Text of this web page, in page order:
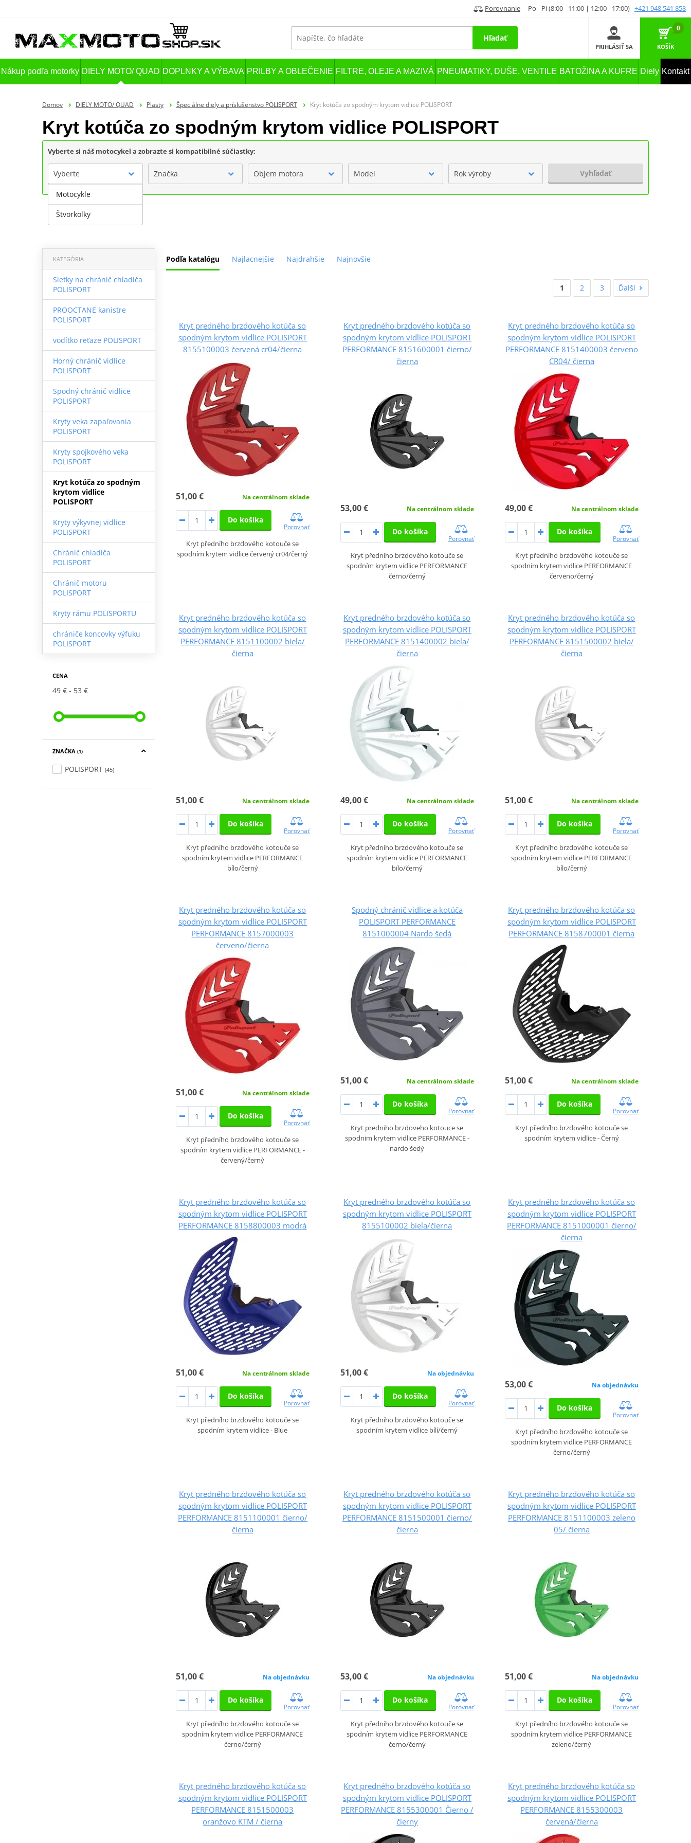
Porovnanie Po - Pi (8:00 - 11:00 | 12:00 - 17:00) +421 948 541 858
Hľadať
PRIHLÁSIŤ SA
0
KOŠÍK
Nákup podľa motorky DIELY MOTO/ QUAD DOPLNKY A VÝBAVA PRILBY A OBLEČENIE FILTRE, OLEJE A MAZIVÁ PNEUMATIKY, DUŠE, VENTILE BATOŽINA A KUFRE Diely Kontakt
Domov DIELY MOTO/ QUAD Plasty Špeciálne diely a príslušenstvo POLISPORT Kryt kotúča zo spodným krytom vidlice POLISPORT
Kryt kotúča zo spodným krytom vidlice POLISPORT
Vyberte si náš motocykel a zobrazte si kompatibilné súčiastky:
Vyberte Značka Objem motora Model Rok výroby Vyhľadať
Podľa katalógu Najlacnejšie Najdrahšie Najnovšie
KATEGÓRIA
Sieťky na chránič chladiča
POLISPORT
PROOCTANE kanistre
POLISPORT
vodítko reťaze POLISPORT
Horný chránič vidlice
POLISPORT
Spodný chránič vidlice
POLISPORT
Kryty veka zapaľovania
POLISPORT
Kryty spojkového veka
POLISPORT
Kryt kotúča zo spodným
krytom vidlice
POLISPORT
Kryty výkyvnej vidlice
POLISPORT
Chránič chladiča
POLISPORT
Chránič motoru
POLISPORT
Kryty rámu POLISPORTU
chrániče koncovky výfuku
POLISPORT
CENA
49 € 53 €
ZNAČKA (1)
POLISPORT (45)
1 2 3 Ďalší
Kryt predného brzdového kotúča so
spodným krytom vidlice POLISPORT
8155100003 červená cr04/čierna
51,00 € Na centrálnom sklade
Do košíka
Porovnať
Kryt předního brzdového kotouče se
spodním krytem vidlice červený cr04/černý
Kryt predného brzdového kotúča so
spodným krytom vidlice POLISPORT
PERFORMANCE 8151600001 čierno/
čierna
53,00 € Na centrálnom sklade
Do košíka
Porovnať
Kryt předního brzdového kotouče se
spodním krytem vidlice PERFORMANCE
černo/černý
Kryt predného brzdového kotúča so
spodným krytom vidlice POLISPORT
PERFORMANCE 8151400003 červeno
CR04/ čierna
49,00 € Na centrálnom sklade
Do košíka
Porovnať
Kryt předního brzdového kotouče se
spodním krytem vidlice PERFORMANCE
červeno/černý
Kryt predného brzdového kotúča so
spodným krytom vidlice POLISPORT
PERFORMANCE 8151100002 biela/
čierna
51,00 € Na centrálnom sklade
Do košíka
Porovnať
Kryt předního brzdového kotouče se
spodním krytem vidlice PERFORMANCE
bílo/černý
Kryt predného brzdového kotúča so
spodným krytom vidlice POLISPORT
PERFORMANCE 8151400002 biela/
čierna
49,00 € Na centrálnom sklade
Do košíka
Porovnať
Kryt předního brzdového kotouče se
spodním krytem vidlice PERFORMANCE
bílo/černý
Kryt predného brzdového kotúča so
spodným krytom vidlice POLISPORT
PERFORMANCE 8151500002 biela/
čierna
51,00 € Na centrálnom sklade
Do košíka
Porovnať
Kryt předního brzdového kotouče se
spodním krytem vidlice PERFORMANCE
bílo/černý
Kryt predného brzdového kotúča so
spodným krytom vidlice POLISPORT
PERFORMANCE 8157000003
červeno/čierna
51,00 € Na centrálnom sklade
Do košíka
Porovnať
Kryt předního brzdového kotouče se
spodním krytem vidlice PERFORMANCE -
červený/černý
Spodný chránič vidlice a kotúča
POLISPORT PERFORMANCE
8151000004 Nardo šedá
51,00 € Na centrálnom sklade
Do košíka
Porovnať
Kryt predniho brzdoveho kotouce se
spodnim krytem vidlice PERFORMANCE -
nardo šedý
Kryt predného brzdového kotúča so
spodným krytom vidlice POLISPORT
PERFORMANCE 8158700001 čierna
51,00 € Na centrálnom sklade
Do košíka
Porovnať
Kryt předního brzdového kotouče se
spodním krytem vidlice - Černý
Kryt predného brzdového kotúča so
spodným krytom vidlice POLISPORT
PERFORMANCE 8158800003 modrá
51,00 € Na centrálnom sklade
Do košíka
Porovnať
Kryt předního brzdového kotouče se
spodním krytem vidlice - Blue
Kryt predného brzdového kotúča so
spodným krytom vidlice POLISPORT
8155100002 biela/čierna
51,00 € Na objednávku
Do košíka
Porovnať
Kryt předního brzdového kotouče se
spodním krytem vidlice bílí/černý
Kryt predného brzdového kotúča so
spodným krytom vidlice POLISPORT
PERFORMANCE 8151000001 čierno/
čierna
53,00 € Na objednávku
Do košíka
Porovnať
Kryt předního brzdového kotouče se
spodním krytem vidlice PERFORMANCE
černo/černý
Kryt predného brzdového kotúča so
spodným krytom vidlice POLISPORT
PERFORMANCE 8151100001 čierno/
čierna
51,00 € Na objednávku
Do košíka
Porovnať
Kryt předního brzdového kotouče se
spodním krytem vidlice PERFORMANCE
černo/černý
Kryt predného brzdového kotúča so
spodným krytom vidlice POLISPORT
PERFORMANCE 8151500001 čierno/
čierna
53,00 € Na objednávku
Do košíka
Porovnať
Kryt předního brzdového kotouče se
spodním krytem vidlice PERFORMANCE
černo/černý
Kryt predného brzdového kotúča so
spodným krytom vidlice POLISPORT
PERFORMANCE 8151100003 zeleno
05/ čierna
51,00 € Na objednávku
Do košíka
Porovnať
Kryt předního brzdového kotouče se
spodním krytem vidlice PERFORMANCE
zeleno/černý
Kryt predného brzdového kotúča so
spodným krytom vidlice POLISPORT
PERFORMANCE 8151500003
oranžovo KTM / čierna
Kryt predného brzdového kotúča so
spodným krytom vidlice POLISPORT
PERFORMANCE 8155300001 Čierno /
čierny
Kryt predného brzdového kotúča so
spodným krytom vidlice POLISPORT
PERFORMANCE 8155300003
červená/čierna
Motocykle
Štvorkolky